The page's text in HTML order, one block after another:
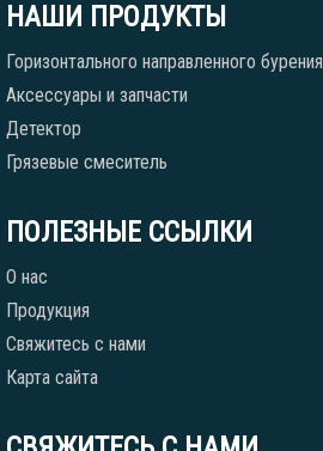
НАШИ ПРОДУКТЫ
Горизонтального направленного бурения
Аксессуары и запчасти
Детектор
Грязевые смеситель
ПОЛЕЗНЫЕ ССЫЛКИ
О нас
Продукция
Свяжитесь с нами
Карта сайта